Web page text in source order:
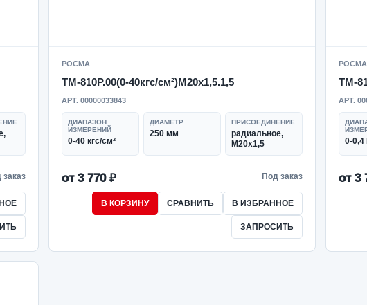
заказ
РОСМА
ТМ-810Р.00(0-40кгс/см²)M20x1,5.1,5
АРТ. 00000033843
ДИАПАЗОН
ИЗМЕРЕНИЙ
0-40 кгс/см²
ДИАМЕТР
250 мм
ПРИСОЕДИНЕНИЕ
радиальное,
M20x1,5
от 3 770 ₽ Под заказ
В КОРЗИНУ СРАВНИТЬ В ИЗБРАННОЕ
ЗАПРОСИТЬ
РОСМА
ТМ-
АРТ.
0-
от 3